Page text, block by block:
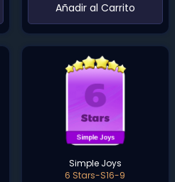
‌Añadir al Carrito‌
Simple Joys
6 Stars-S16-9